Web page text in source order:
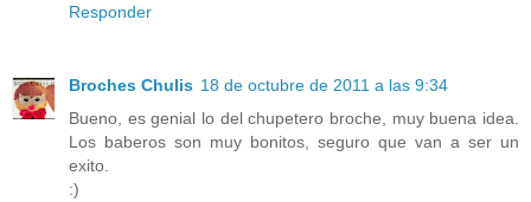
Responder
Broches Chulis 18 de octubre de 2011 a las 9:34
Bueno, es genial lo del chupetero broche, muy buena idea.
Los baberos son muy bonitos, seguro que van a ser un
exito.
:)